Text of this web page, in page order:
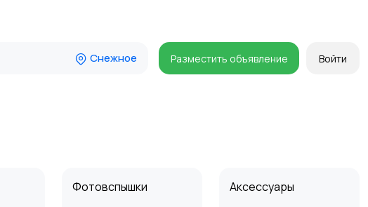
Снежное Разместить объявление Войти
Фотовспышки Аксессуары